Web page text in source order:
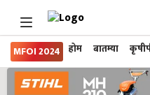
MFOI 2024 होम बातम्या